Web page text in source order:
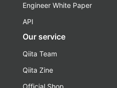
Engineer White Paper
API
Our service
Qiita Team
Qiita Zine
Official Shop